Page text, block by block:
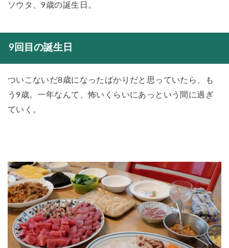
ソウタ、9歳の誕生日。
9回目の誕生日
ついこないだ8歳になったばかりだと思っていたら、も
う9歳。一年なんて、怖いくらいにあっという間に過ぎ
ていく。